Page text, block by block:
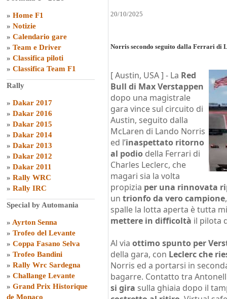
» Home F1
» Notizie
» Calendario gare
» Team e Driver
» Classifica piloti
» Classifica Team F1
Rally
» Dakar 2017
» Dakar 2016
» Dakar 2015
» Dakar 2014
» Dakar 2013
» Dakar 2012
» Dakar 2011
» Rally WRC
» Rally IRC
Special by Automania
» Ayrton Senna
» Trofeo del Levante
» Coppa Fasano Selva
» Trofeo Bandini
» Rally Wrc Sardegna
» Challange Levante
» Grand Prix Historique
de Monaco
20/10/2025
Norris secondo seguito dalla Ferrari di
[ Austin, USA ] - La Red
Bull di Max Verstappen
dopo una magistrale
gara vince sul circuito di
Austin, seguito dalla
McLaren di Lando Norris
ed l’inaspettato ritorno
al podio della Ferrari di
Charles Leclerc, che
magari sia la volta
propizia per una rinnovata
un trionfo da vero campione
spalle la lotta aperta è tutta
mettere in difficoltà il pilota
Al via ottimo spunto per
della gara, con Leclerc che
Norris ed a portarsi in
bagarre. Contatto tra
si gira sulla ghiaia dopo il